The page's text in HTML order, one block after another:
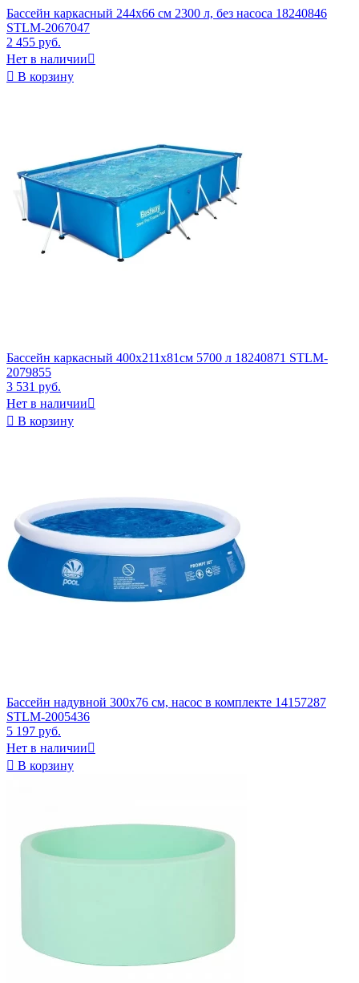
Бассейн каркасный 244x66 см 2300 л, без насоса 18240846
STLM-2067047
2 455 руб.
Нет в наличии
 В корзину
Бассейн каркасный 400х211х81см 5700 л 18240871 STLM-
2079855
3 531 руб.
Нет в наличии
 В корзину
Бассейн надувной 300х76 см, насос в комплекте 14157287
STLM-2005436
5 197 руб.
Нет в наличии
 В корзину